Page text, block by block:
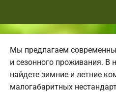
Мы предлагаем
и сезонного проживания. В
найдете зимние и летние
малогабаритных